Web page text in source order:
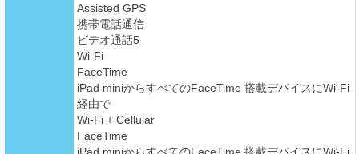
Assisted GPS
携帯電話通信
ビデオ通話5
Wi-Fi
FaceTime
iPad miniからすべてのFaceTime 搭載デバイスにWi-Fi
経由で
Wi-Fi + Cellular
FaceTime